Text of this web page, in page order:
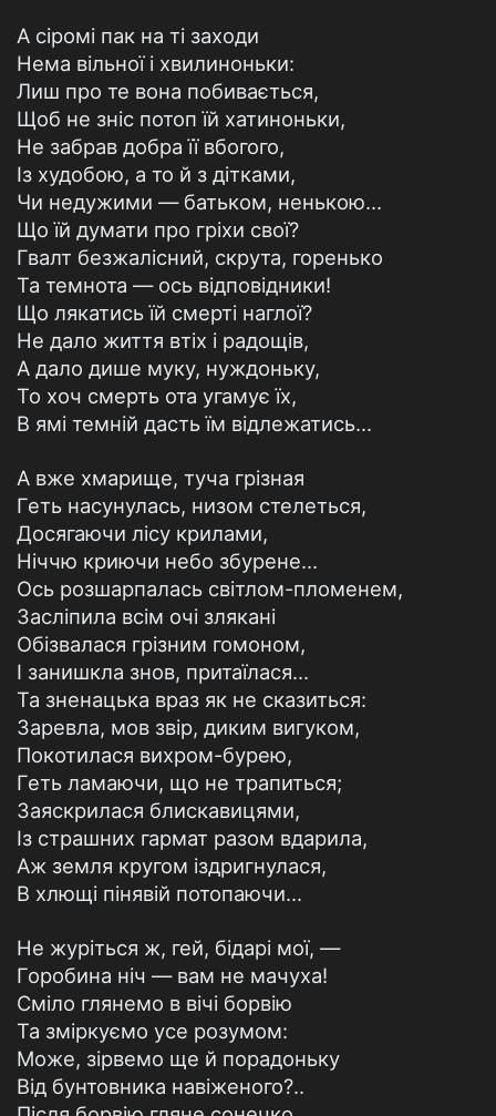
А сіромі пак на ті заходи
Нема вільної і хвилиноньки:
Лиш про те вона побивається,
Щоб не зніс потоп їй хатиноньки,
Не забрав добра її вбогого,
Із худобою, а то й з дітками,
Чи недужими — батьком, ненькою...
Що їй думати про гріхи свої?
Гвалт безжалісний, скрута, горенько
Та темнота — ось відповідники!
Що лякатись їй смерті наглої?
Не дало життя втіх і радощів,
А дало дише муку, нуждоньку,
То хоч смерть ота угамує їх,
В ямі темній дасть їм відлежатись...
А вже хмарище, туча грізная
Геть насунулась, низом стелеться,
Досягаючи лісу крилами,
Ніччю криючи небо збурене...
Ось розшарпалась світлом-пломенем,
Засліпила всім очі злякані
Обізвалася грізним гомоном,
І занишкла знов, притаїлася...
Та зненацька враз як не сказиться:
Заревла, мов звір, диким вигуком,
Покотилася вихром-бурею,
Геть ламаючи, що не трапиться;
Заяскрилася блискавицями,
Із страшних гармат разом вдарила,
Аж земля кругом іздригнулася,
В хлющі пінявій потопаючи...
Не журіться ж, гей, бідарі мої, —
Горобина ніч — вам не мачуха!
Сміло глянемо в вічі борвію
Та зміркуємо усе розумом:
Може, зірвемо ще й порадоньку
Від бунтовника навіженого?..